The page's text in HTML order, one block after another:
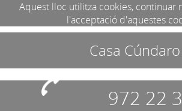
Aquest lloc utilitza cookies, continuar
l'acceptació d'aquestes
Casa Cúndaro
972 22